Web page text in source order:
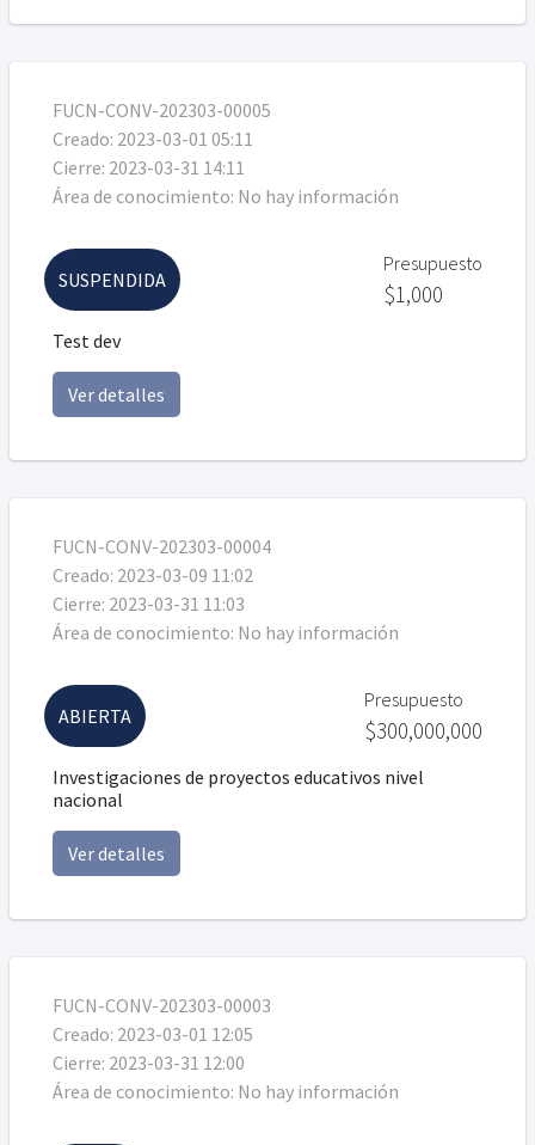
FUCN-CONV-202303-00005
Creado: 2023-03-01 05:11
Cierre: 2023-03-31 14:11
Área de conocimiento: No hay información
Test dev
Ver detalles
SUSPENDIDA
Presupuesto
$1,000
FUCN-CONV-202303-00004
Creado: 2023-03-09 11:02
Cierre: 2023-03-31 11:03
Área de conocimiento: No hay información
Investigaciones de proyectos educativos nivel
nacional
Ver detalles
ABIERTA
Presupuesto
$300,000,000
FUCN-CONV-202303-00003
Creado: 2023-03-01 12:05
Cierre: 2023-03-31 12:00
Área de conocimiento: No hay información